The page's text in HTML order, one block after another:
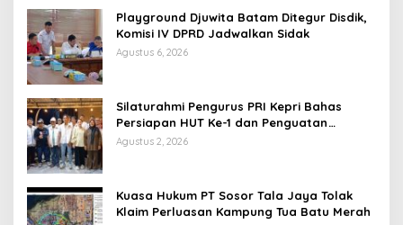
Playground Djuwita Batam Ditegur Disdik,
Komisi IV DPRD Jadwalkan Sidak
Agustus 6, 2026
Silaturahmi Pengurus PRI Kepri Bahas
Persiapan HUT Ke-1 dan Penguatan
Konsolidasi Partai
Agustus 2, 2026
Kuasa Hukum PT Sosor Tala Jaya Tolak
Klaim Perluasan Kampung Tua Batu Merah